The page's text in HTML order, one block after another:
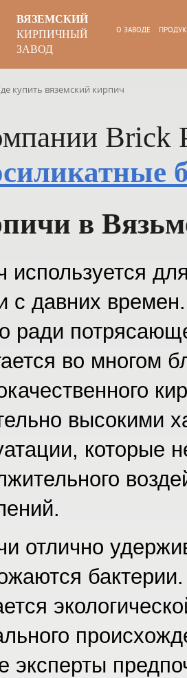
ВЯЗЕМСКИЙ
КИРПИЧНЫЙ
ЗАВОД
О ЗАВОДЕ
купить вяземский кирпич
Brick
в
используется
с давних
ради
во многом
высокими
которые
отлично
эксперты